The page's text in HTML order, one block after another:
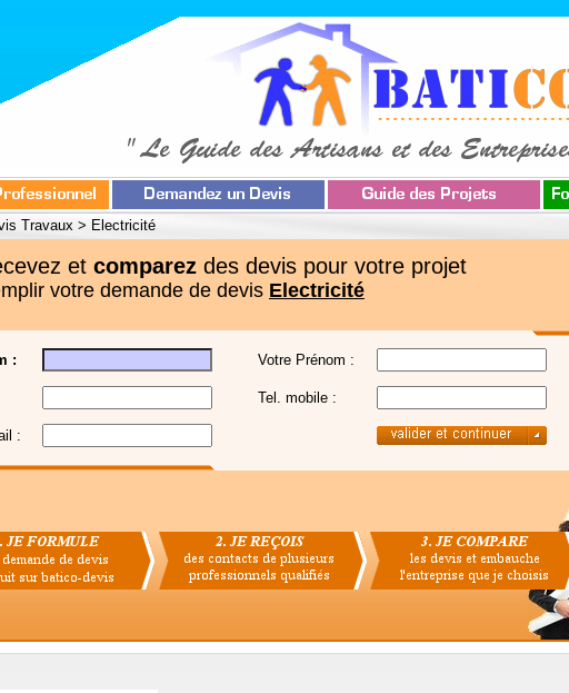
Travaux > Electricité
et comparez des devis pour votre projet
votre demande de devis Electricité
: Votre Prénom :
Tel. mobile :
: